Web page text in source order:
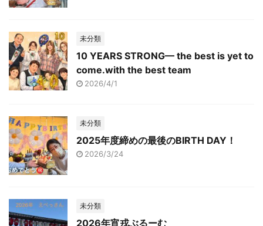
未分類
10 YEARS STRONG— the best is yet to
come.with the best team
2026/4/1
未分類
2025年度締めの最後のBIRTH DAY！
2026/3/24
未分類
2026年宵戎ぶるーむ